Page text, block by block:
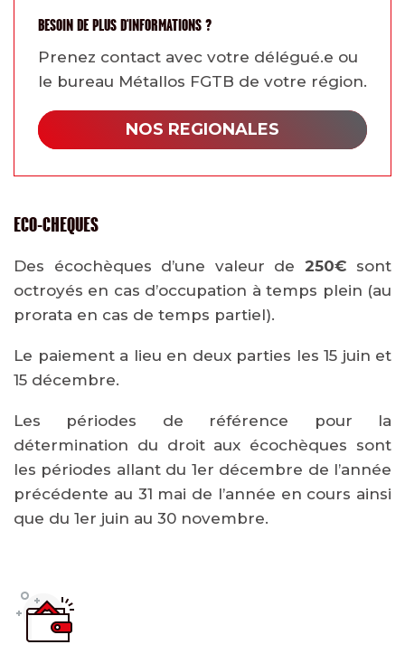
BESOIN DE PLUS D'INFORMATIONS ?
Prenez contact avec votre délégué.e ou
le bureau Métallos FGTB de votre région.
NOS REGIONALES
ECO-CHEQUES
Des écochèques d’une valeur de 250€ sont
octroyés en cas d’occupation à temps plein (au
prorata en cas de temps partiel).
Le paiement a lieu en deux parties les 15 juin et
15 décembre.
Les périodes de référence pour la
détermination du droit aux écochèques sont
les périodes allant du 1er décembre de l’année
précédente au 31 mai de l’année en cours ainsi
que du 1er juin au 30 novembre.